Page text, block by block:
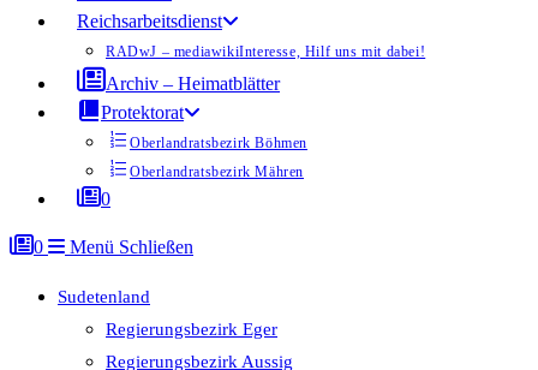
Reichsarbeitsdienst
RADwJ – mediawikiInteresse, Hilf uns mit dabei!
Archiv – Heimatblätter
Protektorat
Oberlandratsbezirk Böhmen
Oberlandratsbezirk Mähren
0
0 Menü Schließen
Sudetenland
Regierungsbezirk Eger
Regierungsbezirk Aussig